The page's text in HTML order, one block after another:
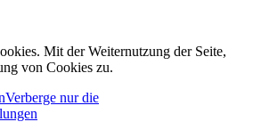
Mit der Weiternutzung der Seite,
von Cookies zu.
Verberge nur die